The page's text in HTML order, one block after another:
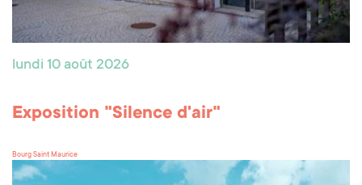
lundi 10 août 2026
Exposition "Silence d'air"
Bourg Saint Maurice